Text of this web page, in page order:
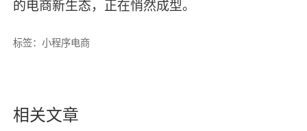
的电商新生态，正在悄然成型。
标签：小程序电商
相关文章